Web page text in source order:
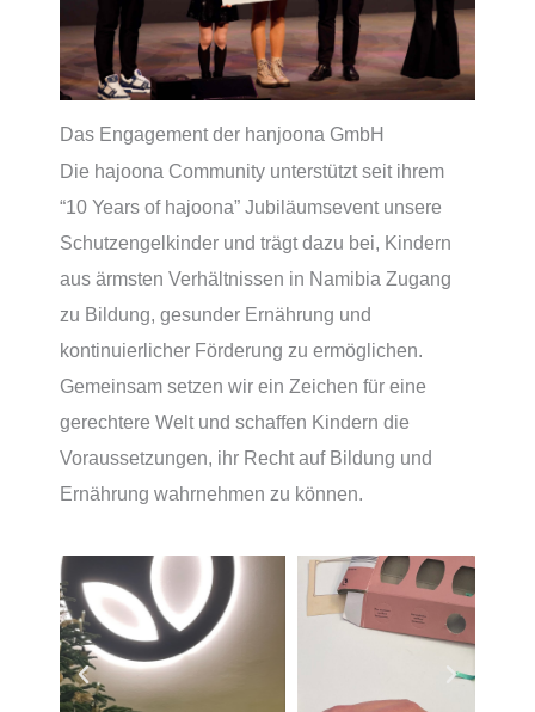
Das Engagement der hanjoona GmbH
Die hajoona Community unterstützt seit ihrem
“10 Years of hajoona” Jubiläumsevent unsere
Schutzengelkinder und trägt dazu bei, Kindern
aus ärmsten Verhältnissen in Namibia Zugang
zu Bildung, gesunder Ernährung und
kontinuierlicher Förderung zu ermöglichen.
Gemeinsam setzen wir ein Zeichen für eine
gerechtere Welt und schaffen Kindern die
Voraussetzungen, ihr Recht auf Bildung und
Ernährung wahrnehmen zu können.